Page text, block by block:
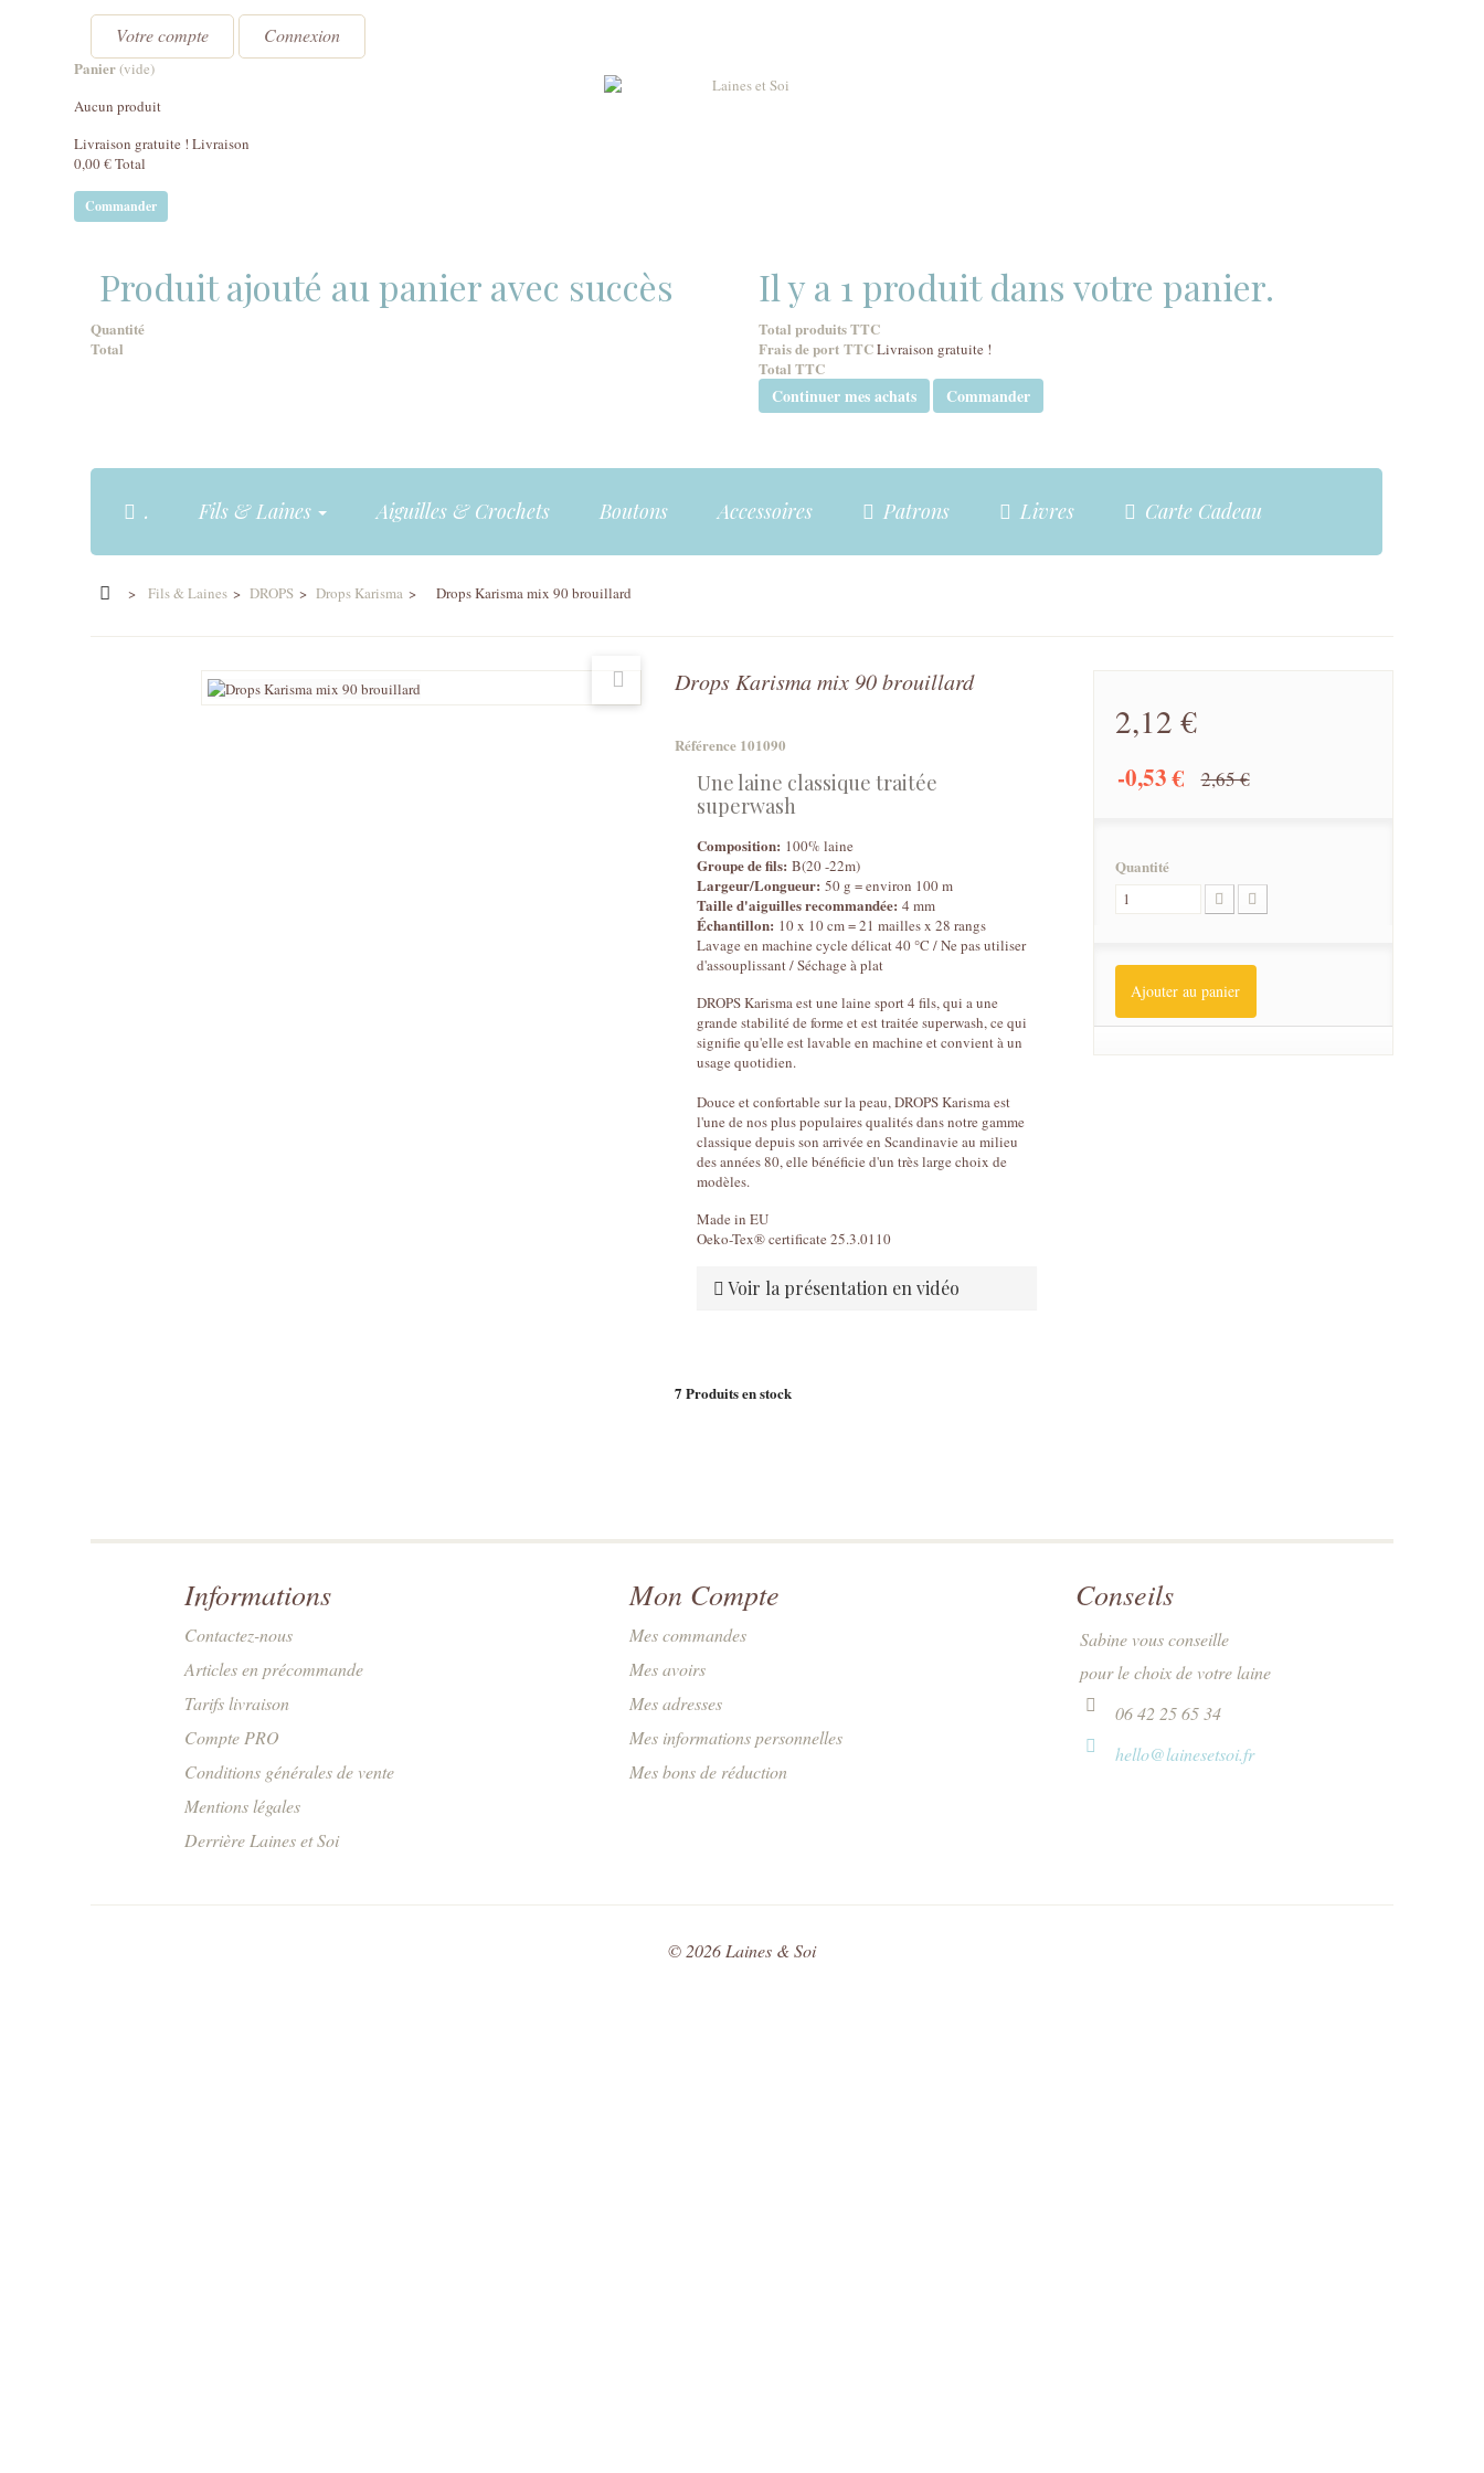
Votre compte Connexion
Panier(vide)
Aucun produit
Livraison gratuite ! Livraison
0,00 €Total
Commander
Produit ajouté au panier avec succès
Quantité
Total
Il y a 1 produit dans votre panier.
Total produits TTC
Frais de port TTCLivraison gratuite !
Total TTC
Continuer mes achats Commander
. Fils & Laines Aiguilles & Crochets Boutons Accessoires Patrons Livres Carte Cadeau
> Fils & Laines > DROPS > Drops Karisma > Drops Karisma mix 90 brouillard
Drops Karisma mix 90 brouillard
Référence 101090
Une laine classique traitée
superwash
Composition: 100% laine
Groupe de fils: B(20 -22m)
Largeur/Longueur: 50 g = environ 100 m
Taille d'aiguilles recommandée: 4 mm
Échantillon: 10 x 10 cm = 21 mailles x 28 rangs
Lavage en machine cycle délicat 40 °C / Ne pas utiliser
d'assouplissant / Séchage à plat
DROPS Karisma est une laine sport 4 fils, qui a une
grande stabilité de forme et est traitée superwash, ce qui
signifie qu'elle est lavable en machine et convient à un
usage quotidien.
Douce et confortable sur la peau, DROPS Karisma est
l'une de nos plus populaires qualités dans notre gamme
classique depuis son arrivée en Scandinavie au milieu
des années 80, elle bénéficie d'un très large choix de
modèles.
Made in EU
Oeko-Tex® certificate 25.3.0110
Voir la présentation en vidéo
7 Produits en stock
2,12 €
-0,53 € 2,65 €
Quantité
Ajouter au panier
Informations
Contactez-nous
Articles en précommande
Tarifs livraison
Compte PRO
Conditions générales de vente
Mentions légales
Derrière Laines et Soi
© 2026 Laines & Soi
Mon Compte
Mes commandes
Mes avoirs
Mes adresses
Mes informations personnelles
Mes bons de réduction
Conseils
Sabine vous conseille
pour le choix de votre laine
06 42 25 65 34
hello@lainesetsoi.fr